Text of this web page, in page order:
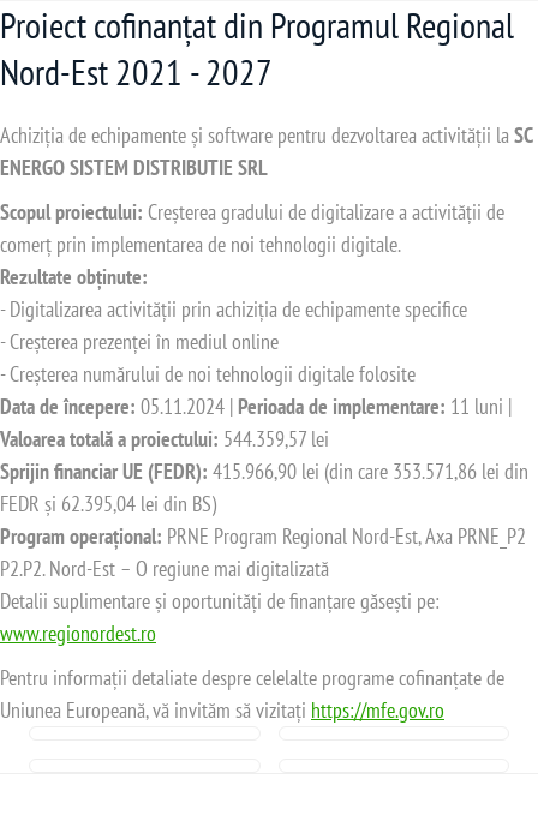
Proiect cofinanțat din Programul Regional
Nord-Est 2021 - 2027
Achiziția de echipamente și software pentru dezvoltarea activității laSC
ENERGO SISTEM DISTRIBUTIE SRL
Scopul proiectului: Creșterea gradului de digitalizare a activității de
comerț prin implementarea de noi tehnologii digitale.
Rezultate obținute:
- Digitalizarea activității prin achiziția de echipamente specifice
- Creșterea prezenței în mediul online
- Creșterea numărului de noi tehnologii digitale folosite
Data de începere: 05.11.2024 | Perioada de implementare: 11 luni |
Valoarea totală a proiectului: 544.359,57 lei
Sprijin financiar UE (FEDR): 415.966,90 lei (din care 353.571,86 lei din
FEDR și 62.395,04 lei din BS)
Program operațional: PRNE Program Regional Nord-Est, Axa PRNE_P2
P2.P2. Nord-Est – O regiune mai digitalizată
Detalii suplimentare și oportunități de finanțare găsești pe:
www.regionordest.ro
Pentru informații detaliate despre celelalte programe cofinanțate de
Uniunea Europeană, vă invităm să vizitați https://mfe.gov.ro